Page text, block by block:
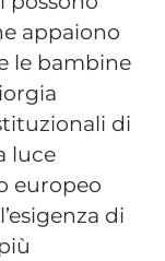
appaiono
le bambine
di
luce
europeo
di